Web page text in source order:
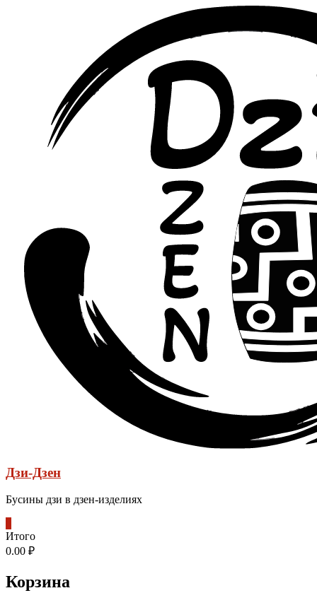
Дзи-Дзен
Бусины дзи в дзен-изделиях
Итого
0.00 ₽
Корзина